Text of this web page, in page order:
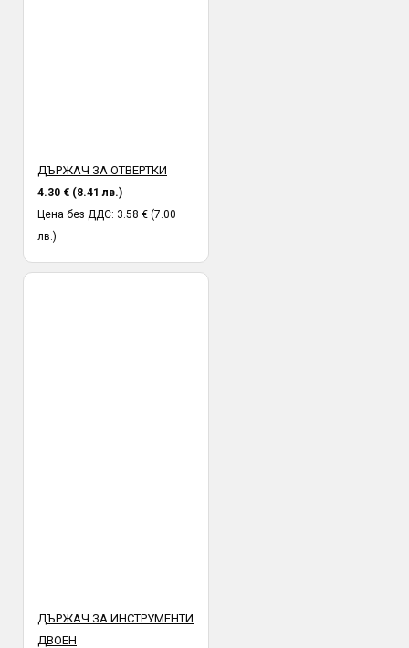
ДЪРЖАЧ ЗА ОТВЕРТКИ
4.30 € (8.41 лв.)
Цена без ДДС: 3.58 € (7.00
лв.)
ДЪРЖАЧ ЗА ИНСТРУМЕНТИ
ДВОЕН